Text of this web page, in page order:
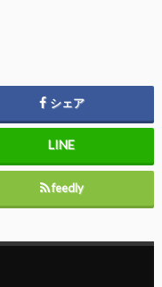
シェア
feedly